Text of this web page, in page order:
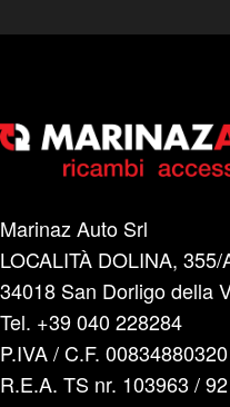
Marinaz Auto Srl
LOCALITÀ DOLINA, 355/
34018 San Dorligo della
Tel. +39 040 228284
P.IVA / C.F. 00834880320
R.E.A. TS nr. 103963 / 92